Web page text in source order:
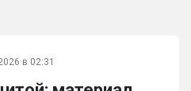
в 02:31